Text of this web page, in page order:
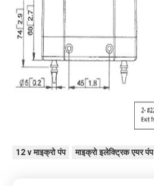
12 v माइक्रो पंप माइक्रो इलेक्ट्रिक एयर पंप